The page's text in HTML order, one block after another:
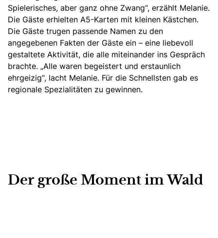
Spielerisches, aber ganz ohne Zwang“, erzählt Melanie.
Die Gäste erhielten A5-Karten mit kleinen Kästchen.
Die Gäste trugen passende Namen zu den
angegebenen Fakten der Gäste ein – eine liebevoll
gestaltete Aktivität, die alle miteinander ins Gespräch
brachte. „Alle waren begeistert und erstaunlich
ehrgeizig“, lacht Melanie. Für die Schnellsten gab es
regionale Spezialitäten zu gewinnen.
Der große Moment im Wald